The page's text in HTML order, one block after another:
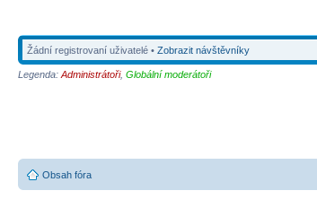
Žádní registrovaní uživatelé • Zobrazit návštěvníky
Legenda: Administrátoři, Globální moderátoři
Obsah fóra